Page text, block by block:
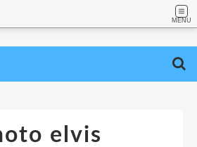
MENU
elvis